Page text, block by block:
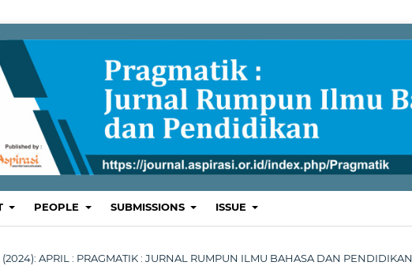
PEOPLE SUBMISSIONS ISSUE
(2024): APRIL : PRAGMATIK : JURNAL RUMPUN ILMU BAHASA DAN PENDIDIKAN